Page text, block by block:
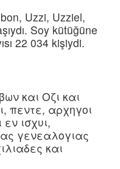
Uzzi, Uzziel,
Soy kütüğüne
22 034 kişiydi.
και Οζι και
πεντε, αρχηγοι
ισχυι,
γενεαλογιας
και